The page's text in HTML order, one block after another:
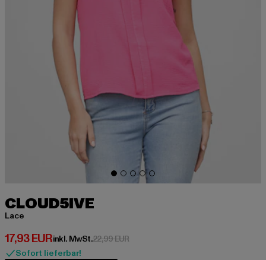
CLOUD5IVE
Lace
17,93 EUR
Derzeitiger Preis: 17,93 EUR
inkl. MwSt.22,99 EURAktionspreis: 22,99 EUR
Sofort lieferbar!